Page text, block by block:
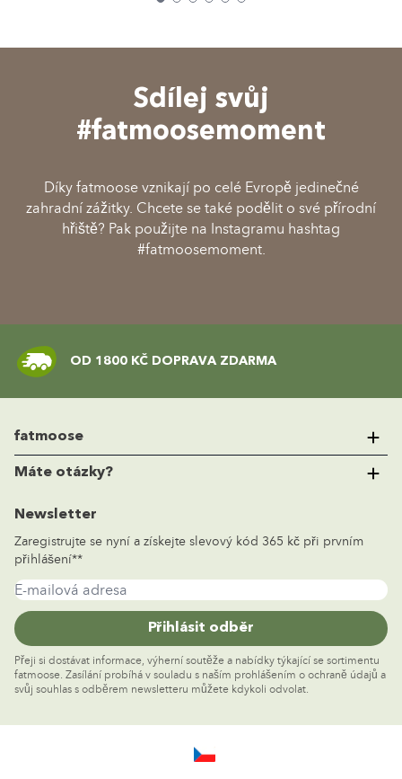
Sdílej svůj
#fatmoosemoment
Díky fatmoose vznikají po celé Evropě jedinečné
zahradní zážitky. Chcete se také podělit o své přírodní
hřiště? Pak použijte na Instagramu hashtag
#fatmoosemoment.
PROVĚŘENÁ KVALITA A BEZPEČNOST
fatmoose
O nás
Inspiration
Zákaznický servis
Způsob platby
Dodávka
Vrácení zboží a výměna
Prohlášení o záruce
Právo odstoupit od smlouvy
Odstoupení od smlouvy
Máte otázky?
Často kladené otázky
+420 (0)22 888 034 5
Kontaktujte nás
Newsletter
Zaregistrujte se nyní a získejte slevový kód 365 kč při prvním
přihlášení**
E-mailová adresa
Přihlásit odběr
Přeji si dostávat informace, výherní soutěže a nabídky týkající se sortimentu
fatmoose. Zasílání probíhá v souladu s naším prohlášením o ochraně údajů a
svůj souhlas s odběrem newsletteru můžete kdykoli odvolat.